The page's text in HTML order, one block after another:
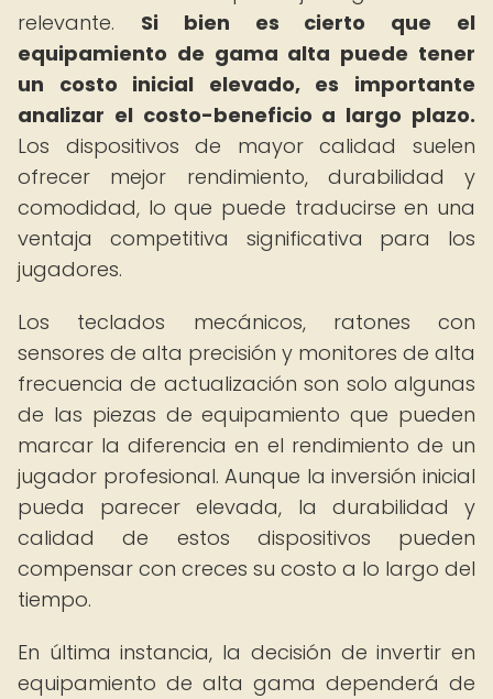
relevante. Si bien es cierto que el
equipamiento de gama alta puede tener
un costo inicial elevado, es importante
analizar el costo-beneficio a largo plazo.
Los dispositivos de mayor calidad suelen
ofrecer mejor rendimiento, durabilidad y
comodidad, lo que puede traducirse en una
ventaja competitiva significativa para los
jugadores.
Los teclados mecánicos, ratones con
sensores de alta precisión y monitores de alta
frecuencia de actualización son solo algunas
de las piezas de equipamiento que pueden
marcar la diferencia en el rendimiento de un
jugador profesional. Aunque la inversión inicial
pueda parecer elevada, la durabilidad y
calidad de estos dispositivos pueden
compensar con creces su costo a lo largo del
tiempo.
En última instancia, la decisión de invertir en
equipamiento de alta gama dependerá de